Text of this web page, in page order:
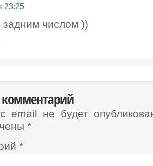
23:25
задним числом ))
email не будет
*
*